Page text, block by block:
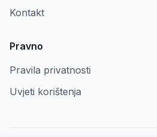
Kontakt
Pravno
Pravila privatnosti
Uvjeti korištenja